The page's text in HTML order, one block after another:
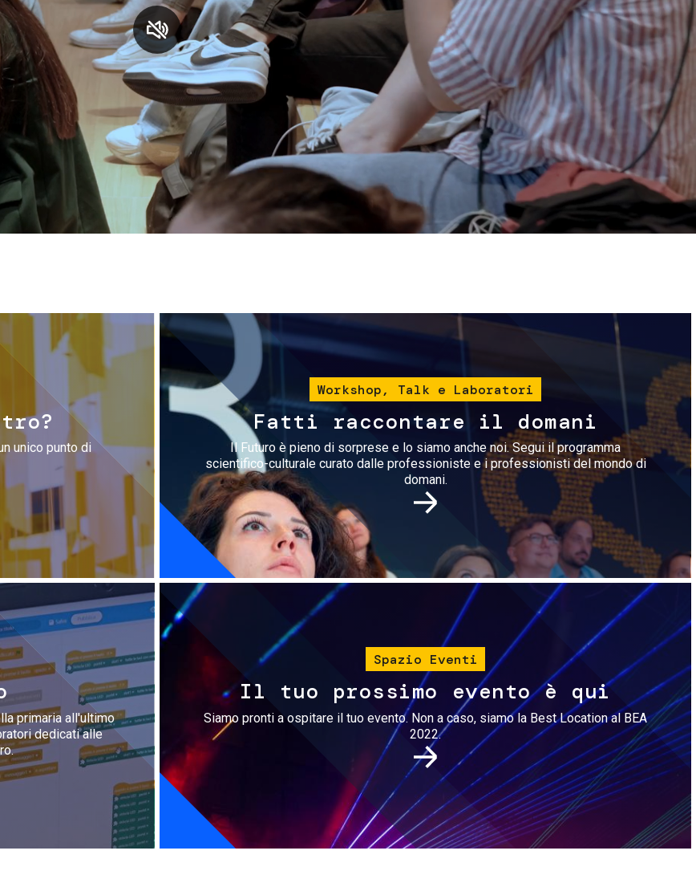
Servizi e accessibilità
Contatti
Biglietti
unico punto di
Immagine
Workshop, Talk e Laboratori
Fatti raccontare il domani
Il Futuro è pieno di sorprese e lo siamo anche noi. Segui il programma
scientifico-culturale curato dalle professioniste e i professionisti del mondo di
domani.
primaria all'ultimo
dedicati alle
Immagine
Spazio Eventi
Il tuo prossimo evento è qui
Siamo pronti a ospitare il tuo evento. Non a caso, siamo la Best Location al BEA
2022.